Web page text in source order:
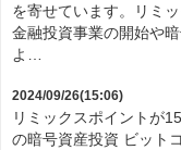
を寄せています。リミ
金融投資事業の開始や
よ…
2024/09/26(15:06)
リミックスポイントが
の暗号資産投資 ビット